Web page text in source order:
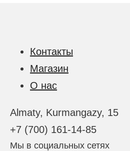
Контакты
Магазин
О нас
Almaty, Kurmangazy, 15
+7 (700) 161-14-85
Мы в социальных сетях